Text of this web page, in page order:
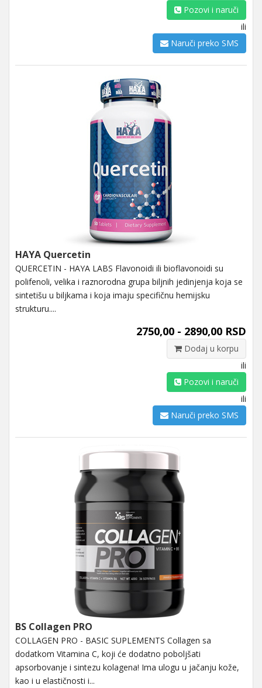
Pozovi i naruči
ili
Naruči preko SMS
HAYA Quercetin
QUERCETIN - HAYA LABS Flavonoidi ili bioflavonoidi su
polifenoli, velika i raznorodna grupa biljnih jedinjenja koja se
sintetišu u biljkama i koja imaju specifičnu hemijsku
strukturu....
2750,00 - 2890,00 RSD
Dodaj u korpu
ili
Pozovi i naruči
ili
Naruči preko SMS
BS Collagen PRO
COLLAGEN PRO - BASIC SUPLEMENTS Collagen sa
dodatkom Vitamina C, koji će dodatno poboljšati
apsorbovanje i sintezu kolagena! Ima ulogu u jačanju kože,
kao i u elastičnosti i...